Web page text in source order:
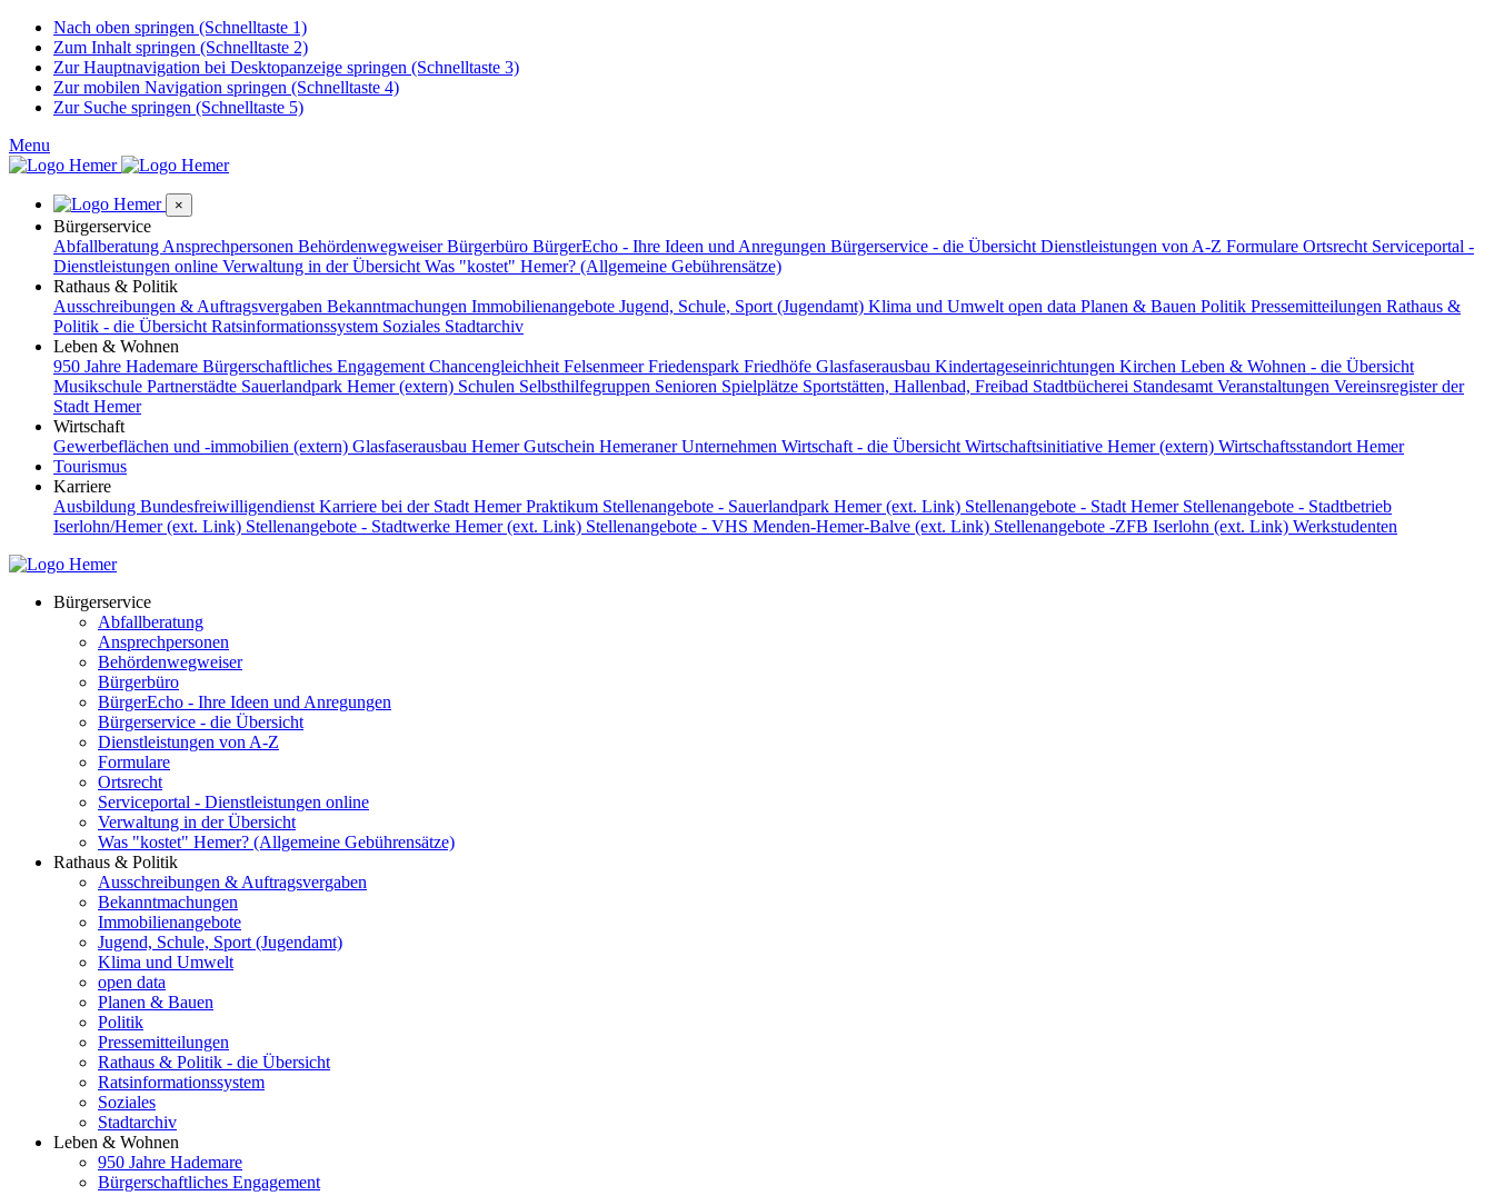
Nach oben springen (Schnelltaste 1)
Zum Inhalt springen (Schnelltaste 2)
Zur Hauptnavigation bei Desktopanzeige springen (Schnelltaste 3)
Zur mobilen Navigation springen (Schnelltaste 4)
Zur Suche springen (Schnelltaste 5)
Menu
×
Bürgerservice
Abfallberatung Ansprechpersonen BehördenwegweiserBürgerbüro BürgerEcho - Ihre Ideen und Anregungen Bürgerservice - die Übersicht Dienstleistungen von A-Z Formulare Ortsrecht Serviceportal -
Dienstleistungen online Verwaltung in der Übersicht Was "kostet" Hemer? (Allgemeine Gebührensätze)
Rathaus & Politik
Ausschreibungen & Auftragsvergaben Bekanntmachungen Immobilienangebote Jugend, Schule, Sport (Jugendamt) Klima und Umwelt open data Planen & Bauen Politik Pressemitteilungen Rathaus &
Politik - die Übersicht Ratsinformationssystem Soziales Stadtarchiv
Leben & Wohnen
950 Jahre Hademare Bürgerschaftliches Engagement Chancengleichheit FelsenmeerFriedenspark Friedhöfe Glasfaserausbau Kindertageseinrichtungen Kirchen Leben & Wohnen - die Übersicht
Musikschule Partnerstädte Sauerlandpark Hemer (extern) Schulen Selbsthilfegruppen Senioren Spielplätze Sportstätten, Hallenbad, Freibad Stadtbücherei Standesamt Veranstaltungen Vereinsregister der
Stadt Hemer
Wirtschaft
Gewerbeflächen und -immobilien (extern) Glasfaserausbau Hemer Gutschein Hemeraner Unternehmen Wirtschaft - die Übersicht Wirtschaftsinitiative Hemer (extern) Wirtschaftsstandort Hemer
Tourismus
Karriere
Ausbildung Bundesfreiwilligendienst Karriere bei der Stadt HemerPraktikum Stellenangebote - Sauerlandpark Hemer (ext. Link) Stellenangebote - Stadt Hemer Stellenangebote - Stadtbetrieb
Iserlohn/Hemer (ext. Link) Stellenangebote - Stadtwerke Hemer (ext. Link) Stellenangebote - VHS Menden-Hemer-Balve (ext. Link) Stellenangebote -ZFB Iserlohn (ext. Link) Werkstudenten
Bürgerservice
Abfallberatung
Ansprechpersonen
Behördenwegweiser
Bürgerbüro
BürgerEcho - Ihre Ideen und Anregungen
Bürgerservice - die Übersicht
Dienstleistungen von A-Z
Formulare
Ortsrecht
Serviceportal - Dienstleistungen online
Verwaltung in der Übersicht
Was "kostet" Hemer? (Allgemeine Gebührensätze)
Rathaus & Politik
Ausschreibungen & Auftragsvergaben
Bekanntmachungen
Immobilienangebote
Jugend, Schule, Sport (Jugendamt)
Klima und Umwelt
open data
Planen & Bauen
Politik
Pressemitteilungen
Rathaus & Politik - die Übersicht
Ratsinformationssystem
Soziales
Stadtarchiv
Leben & Wohnen
950 Jahre Hademare
Bürgerschaftliches Engagement